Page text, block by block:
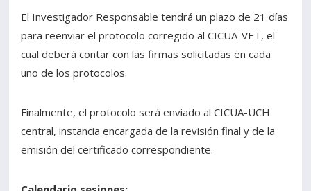
El Investigador Responsable tendrá un plazo de 21 días
para reenviar el protocolo corregido al CICUA-VET, el
cual deberá contar con las firmas solicitadas en cada
uno de los protocolos.
Finalmente, el protocolo será enviado al CICUA-UCH
central, instancia encargada de la revisión final y de la
emisión del certificado correspondiente.